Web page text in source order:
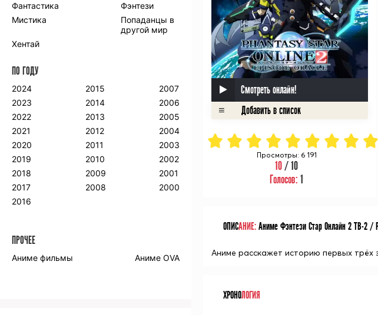
Смотреть онлайн!
Просмотры: 6 191
10/ 10
Голосов:1
ОПИСАНИЕ:Аниме Фэнтези Стар Онлайн 2 ТВ-2 /
Аниме расскажет историю первых трёх
ХРОНОЛОГИЯ
Фантастика
Фэнтези
Мистика
Попаданцы в
другой мир
Хентай
ПО ГОДУ
2024
2023
2022
2021
2020
2019
2018
2017
2016
2015
2014
2013
2012
2011
2010
2009
2008
2007
2006
2005
2004
2003
2002
2001
2000
ПРОЧЕЕ
Аниме фильмы Аниме OVA